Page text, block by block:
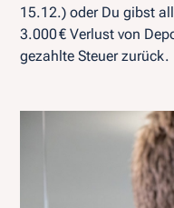
15.12.) oder Du gibst
3.000 € Verlust von
gezahlte Steuer zurück.